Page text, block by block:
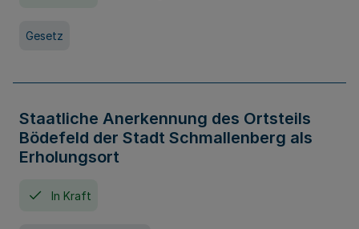
Gesetz
Staatliche Anerkennung des Ortsteils
Bödefeld der Stadt Schmallenberg als
Erholungsort
In Kraft